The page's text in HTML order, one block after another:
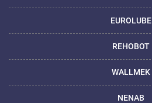
EUROLUBE
REHOBOT
WALLMEK
NENAB